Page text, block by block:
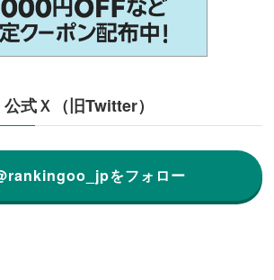
式Ｘ（旧Twitter）
をフォロー